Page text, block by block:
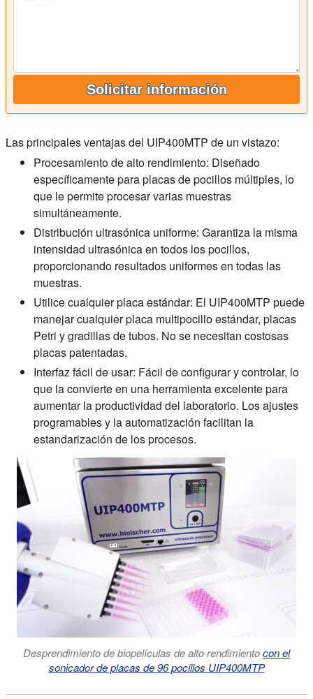
Solicitar información
Las principales ventajas del UIP400MTP de un vistazo:
Procesamiento de alto rendimiento: Diseñado
específicamente para placas de pocillos múltiples, lo
que le permite procesar varias muestras
simultáneamente.
Distribución ultrasónica uniforme: Garantiza la misma
intensidad ultrasónica en todos los pocillos,
proporcionando resultados uniformes en todas las
muestras.
Utilice cualquier placa estándar: El UIP400MTP puede
manejar cualquier placa multipocillo estándar, placas
Petri y gradillas de tubos. No se necesitan costosas
placas patentadas.
Interfaz fácil de usar: Fácil de configurar y controlar, lo
que la convierte en una herramienta excelente para
aumentar la productividad del laboratorio. Los ajustes
programables y la automatización facilitan la
estandarización de los procesos.
Desprendimiento de biopelículas de alto rendimientocon el
sonicador de placas de 96 pocillos UIP400MTP